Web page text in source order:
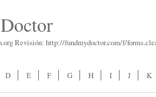
Revisión: http://fundmydoctor.com/f/
D E F G H I J K